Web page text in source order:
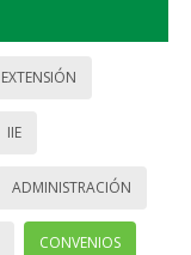
EXTENSIÓN
IIE
ADMINISTRACIÓN
CONVENIOS